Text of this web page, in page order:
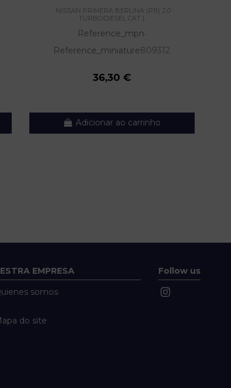
NISSAN PRIMERA BERLINA (P11) 2.0
TURBODIESEL CAT |...
Reference_mpn-
Reference_miniature809312
36,30 €
Adicionar ao carrinho
EMPRESA
somos
do site
Follow us